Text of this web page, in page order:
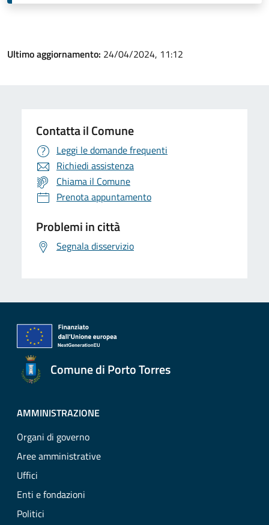
Ultimo aggiornamento: 24/04/2024, 11:12
Contatta il Comune
Leggi le domande frequenti
Richiedi assistenza
Chiama il Comune
Prenota appuntamento
Problemi in città
Segnala disservizio
Comune di Porto Torres
AMMINISTRAZIONE
Organi di governo
Aree amministrative
Uffici
Enti e fondazioni
Politici